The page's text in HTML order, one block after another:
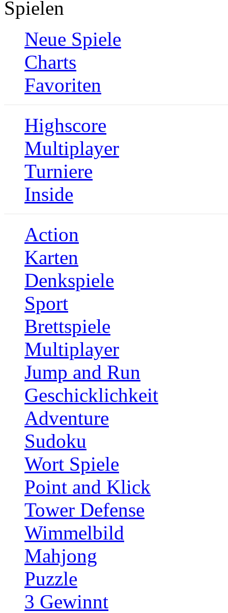
Spielen
Neue Spiele
Charts
Favoriten
Highscore
Multiplayer
Turniere
Inside
Action
Karten
Denkspiele
Sport
Brettspiele
Multiplayer
Jump and Run
Geschicklichkeit
Adventure
Sudoku
Wort Spiele
Point and Klick
Tower Defense
Wimmelbild
Mahjong
Puzzle
3 Gewinnt